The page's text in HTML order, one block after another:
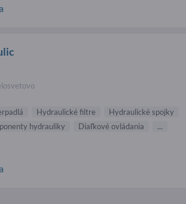
Hydraulické filtre
Hydraulické spojky
hydrauliky Diaľkové ovládania ...